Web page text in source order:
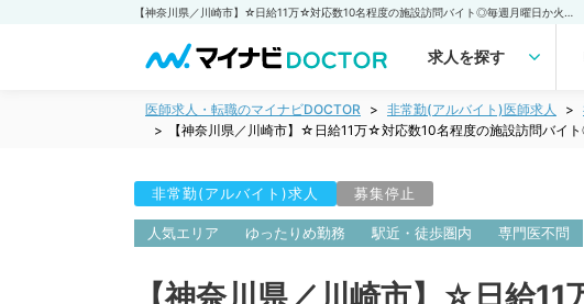
求人を探す
医師求人・転職のマイナビDOCTOR 非常勤(アルバイト)医師求人
【神奈川県／川崎市】☆日給11万☆対応数10名程度の施設訪問バイ
非常勤(アルバイト)求人 募集停止
人気エリア ゆったりめ勤務 駅近・徒歩圏内 専門医不問
【神奈川県／川崎市】☆日給